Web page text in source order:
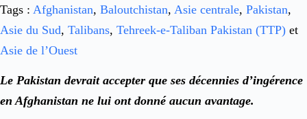
Tags : Afghanistan, Baloutchistan, Asie centrale, Pakistan,
Asie du Sud, Talibans, Tehreek-e-Taliban Pakistan (TTP) et
Asie de l’Ouest
Le Pakistan devrait accepter que ses décennies d’ingérence
en Afghanistan ne lui ont donné aucun avantage.